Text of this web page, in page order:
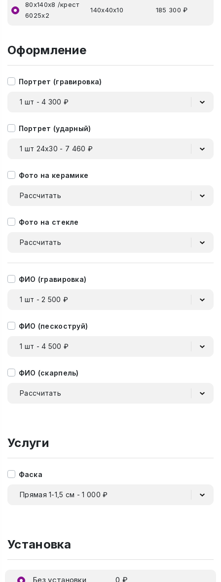
80х140х8 /крест
6025х2
140х40х10 185 300 ₽
Оформление
Портрет (гравировка)
1 шт - 4 300 ₽
Портрет (ударный)
1 шт 24х30 - 7 460 ₽
Фото на керамике
Рассчитать
Фото на стекле
Рассчитать
ФИО (гравировка)
1 шт - 2 500 ₽
ФИО (пескоструй)
1 шт - 4 500 ₽
ФИО (скарпель)
Рассчитать
Услуги
Фаска
Прямая 1-1,5 см - 1 000 ₽
Установка
Без установки 0 ₽